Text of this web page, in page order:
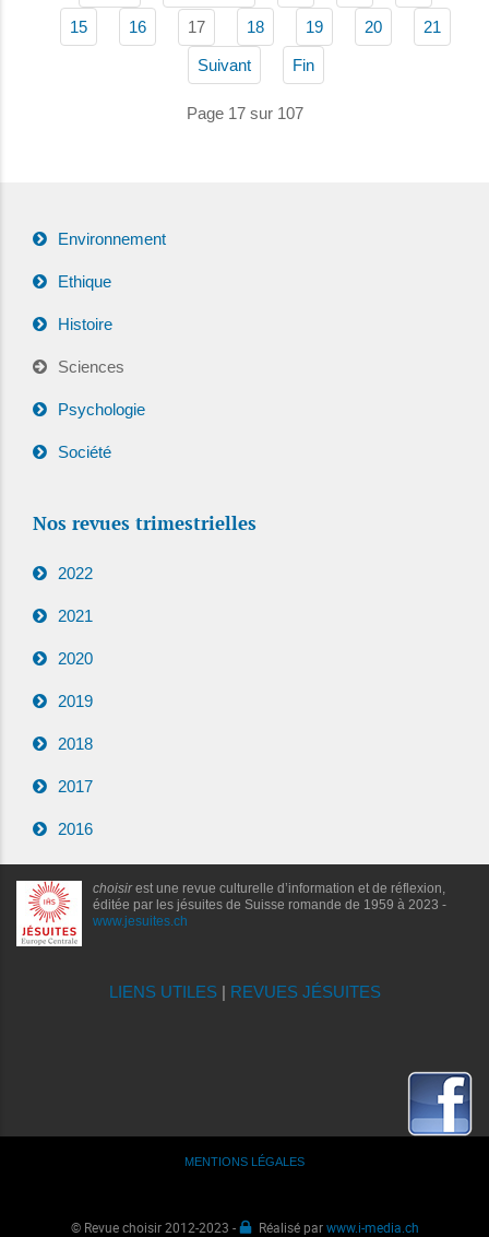
15 16 17 18 19 20 21
Suivant Fin
Page 17 sur 107
Environnement
Ethique
Histoire
Sciences
Psychologie
Société
Nos revues trimestrielles
2022
2021
2020
2019
2018
2017
2016
choisirest une revue culturelle d’information et de réflexion,
éditée par les jésuites de Suisse romande de 1959 à 2023 -
www.jesuites.ch
LIENS UTILES| REVUES JÉSUITES
MENTIONS LÉGALES
© Revue choisir 2012-2023 - Réalisé parwww.i-media.ch